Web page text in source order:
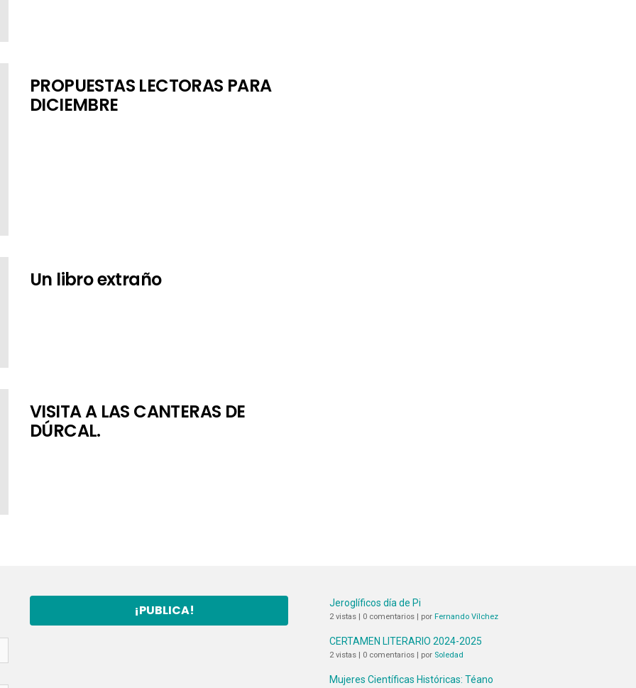
PROPUESTAS LECTORAS PARA
DICIEMBRE
Un libro extraño
VISITA A LAS CANTERAS DE
DÚRCAL.
¡PUBLICA! Jeroglíficos día de Pi
2 vistas | 0 comentarios | por Fernando Vílchez
CERTAMEN LITERARIO 2024-2025
2 vistas | 0 comentarios | por Soledad
Mujeres Científicas Históricas: Téano